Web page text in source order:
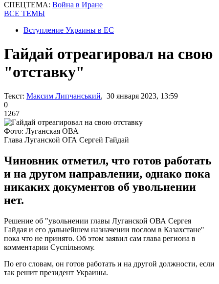
СПЕЦТЕМА: Война в Иране
ВСЕ ТЕМЫ
Вступление Украины в ЕС
Гайдай отреагировал на свою
"отставку"
Текст: Максим Липчанський, 30 января 2023, 13:59
0
1267
Фото: Луганская ОВА
Глава Луганской ОГА Сергей Гайдай
Чиновник отметил, что готов работать
и на другом направлении, однако пока
никаких документов об увольнении
нет.
Решение об "увольнении главы Луганской ОВА Сергея
Гайдая и его дальнейшем назначении послом в Казахстане"
пока что не принято. Об этом заявил сам глава региона в
комментарии Суспільному.
По его словам, он готов работать и на другой должности, если
так решит президент Украины.